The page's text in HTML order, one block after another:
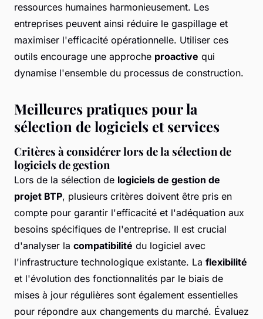
ressources humaines harmonieusement. Les
entreprises peuvent ainsi réduire le gaspillage et
maximiser l'efficacité opérationnelle. Utiliser ces
outils encourage une approche proactive qui
dynamise l'ensemble du processus de construction.
Meilleures pratiques pour la
sélection de logiciels et services
Critères à considérer lors de la sélection de
logiciels de gestion
Lors de la sélection de logiciels de gestion de
projet BTP, plusieurs critères doivent être pris en
compte pour garantir l'efficacité et l'adéquation aux
besoins spécifiques de l'entreprise. Il est crucial
d'analyser la compatibilité du logiciel avec
l'infrastructure technologique existante. La flexibilité
et l'évolution des fonctionnalités par le biais de
mises à jour régulières sont également essentielles
pour répondre aux changements du marché. Évaluez